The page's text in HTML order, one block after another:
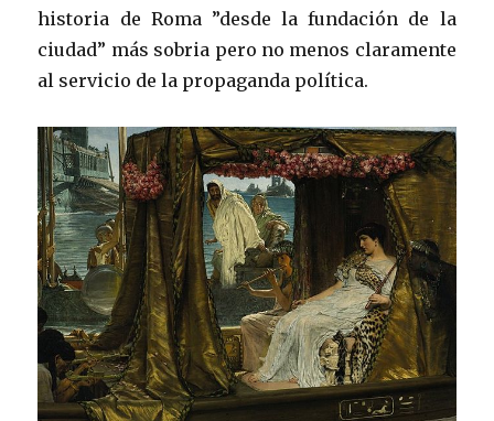
historia de Roma ”desde la fundación de la
ciudad” más sobria pero no menos claramente
al servicio de la propaganda política.